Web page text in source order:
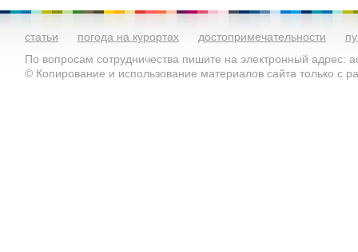
статьи погода на курортах достопримечательности
По вопросам сотрудничества пишите на электронный адрес:
© Копирование и использование материалов сайта только с